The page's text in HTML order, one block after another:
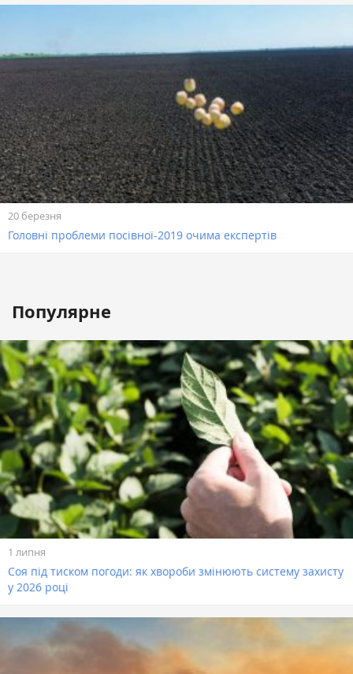
20 березня
Головні проблеми посівної-2019 очима експертів
Популярне
1 липня
Соя під тиском погоди: як хвороби змінюють систему захисту
у 2026 році